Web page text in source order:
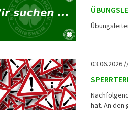
03.06.2026
hat. An